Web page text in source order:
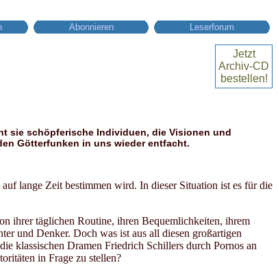
Abonnieren Leserforum
Jetzt
Archiv-CD
bestellen!
sie schöpferische Individuen, die Visionen und
Götterfunken in uns wieder entfacht.
lange Zeit bestimmen wird. In dieser Situation ist es für die
ihrer täglichen Routine, ihren Bequemlichkeiten, ihrem
und Denker. Doch was ist aus all diesen großartigen
klassischen Dramen Friedrich Schillers durch Pornos an
in Frage zu stellen?